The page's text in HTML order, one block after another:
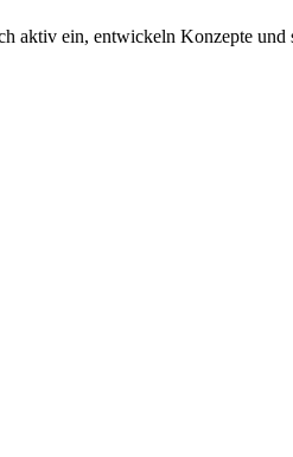
aktiv ein, entwickeln Konzepte und